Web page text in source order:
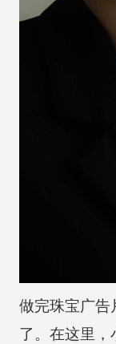
做完珠宝广告
了。在这里，